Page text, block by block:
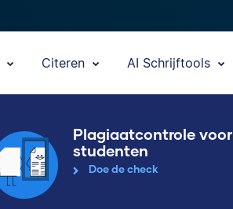
Citeren AI Schrijftools
Plagiaatcontrole voor
studenten
Doe de check